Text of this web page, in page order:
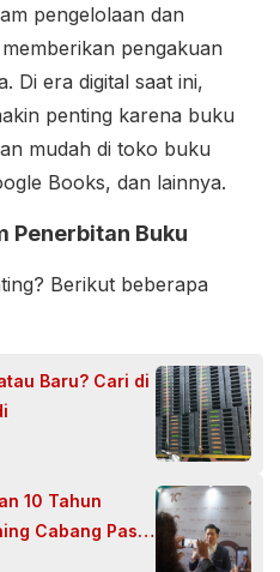
pengelolaan dan
pengakuan
Di era digital saat ini,
penting karena buku
mudah di toko buku
Books, dan lainnya.
Penerbitan Buku
Berikut beberapa
Baru? Cari di
10 Tahun
Cabang Pasar